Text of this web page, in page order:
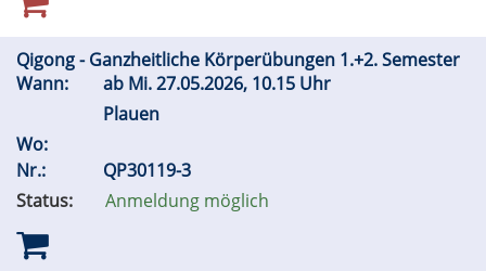
Qigong - Ganzheitliche Körperübungen 1.+2. Semester
Wann:
ab Mi.27.05.2026, 10.15 Uhr
Plauen
Wo:
Nr.:
QP30119-3
Status:
Anmeldung möglich